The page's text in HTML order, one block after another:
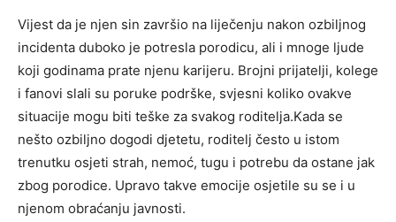
Vijest da je njen sin završio na liječenju nakon ozbiljnog
incidenta duboko je potresla porodicu, ali i mnoge ljude
koji godinama prate njenu karijeru. Brojni prijatelji, kolege
i fanovi slali su poruke podrške, svjesni koliko ovakve
situacije mogu biti teške za svakog roditelja.Kada se
nešto ozbiljno dogodi djetetu, roditelj često u istom
trenutku osjeti strah, nemoć, tugu i potrebu da ostane jak
zbog porodice. Upravo takve emocije osjetile su se i u
njenom obraćanju javnosti.